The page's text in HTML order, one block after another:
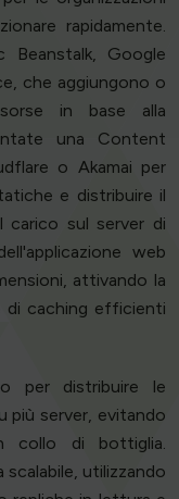
rapidamente.
Beanstalk, Google
che aggiungono o
in base alla
una Content
o Akamai per
e distribuire il
carico sul server di
web
attivando la
di caching efficienti
per distribuire le
più server, evitando
collo di bottiglia.
utilizzando